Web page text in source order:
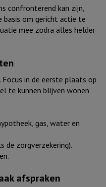
confronterend kan zijn,
om gericht actie te
mee zodra alles helder
in de eerste plaats op
te kunnen blijven wonen
gas, water en
de zorgverzekering).
afspraken